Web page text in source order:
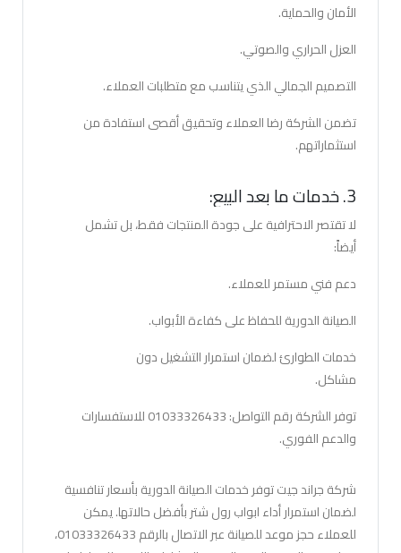
الأمان والحماية.
العزل الحراري والصوتي.
التصميم الجمالي الذي يتناسب مع متطلبات العملاء.
تضمن الشركة رضا العملاء وتحقيق أقصى استفادة من
استثماراتهم.
3. خدمات ما بعد البيع:
لا تقتصر الاحترافية على جودة المنتجات فقط، بل تشمل
أيضاً:
دعم فني مستمر للعملاء.
الصيانة الدورية للحفاظ على كفاءة الأبواب.
خدمات الطوارئ لضمان استمرار التشغيل دون
مشاكل.
توفر الشركة رقم التواصل: 01033326433 للاستفسارات
والدعم الفوري.
شركة جراند جيت توفر خدمات الصيانة الدورية بأسعار تنافسية
لضمان استمرار أداء ابواب رول شتر بأفضل حالاتها. يمكن
للعملاء حجز موعد للصيانة عبر الاتصال بالرقم 01033326433،